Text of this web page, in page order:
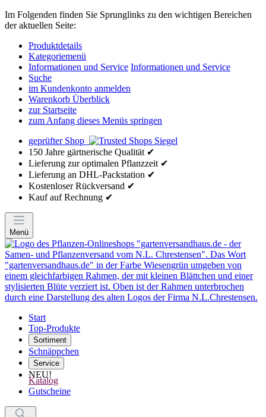
Im Folgenden finden Sie Sprunglinks zu den wichtigen Bereichen
der aktuellen Seite:
Produktdetails
Kategoriemenü
Informationen und Service Informationen und Service
Suche
im Kundenkonto anmelden
Warenkorb Überblick
zur Startseite
zum Anfang dieses Menüs springen
geprüfter Shop
150 Jahre gärtnerische Qualität ✔
Lieferung zur optimalen Pflanzzeit ✔
Lieferung an DHL-Packstation ✔
Kostenloser Rückversand ✔
Kauf auf Rechnung ✔
Menü
Start
Top-Produkte
Sortiment
Schnäppchen
Service
NEU!
Katalog
Gutscheine